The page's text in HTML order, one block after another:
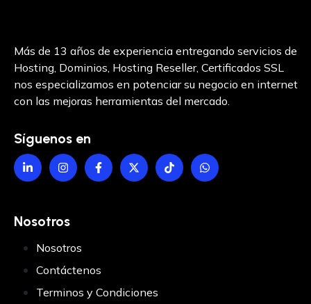
Más de 13 años de experiencia entregando servicios de
Hosting, Dominios, Hosting Reseller, Certificados SSL
nos especializamos en potenciar su negocio en internet
con las mejoras herramientas del mercado.
Síguenos en
Nosotros
Nosotros
Contáctenos
Terminos y Condiciones